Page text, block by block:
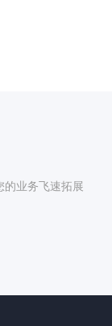
的业务飞速拓展